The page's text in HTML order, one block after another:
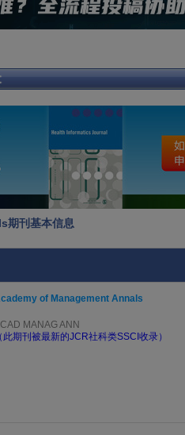
期刊基本信息
of Management Annals
MANAG ANN
（此期刊被最新的JCR社科类SSCI收录）